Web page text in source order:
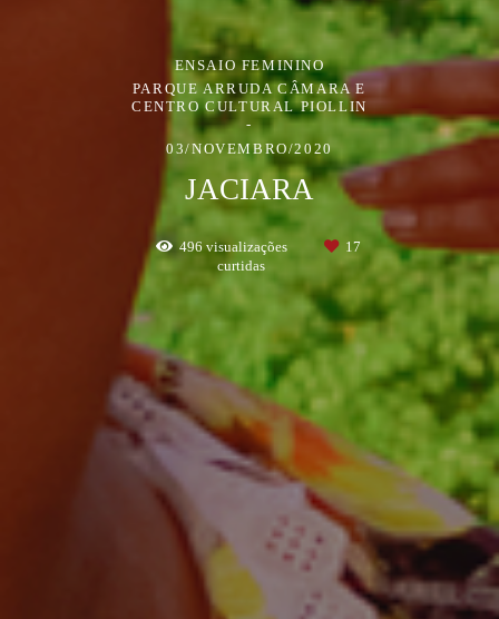
ENSAIO FEMININO
PARQUE ARRUDA CÂMARA E
CENTRO CULTURAL PIOLLIN
03/NOVEMBRO/2020
JACIARA
496 visualizações
17
curtidas